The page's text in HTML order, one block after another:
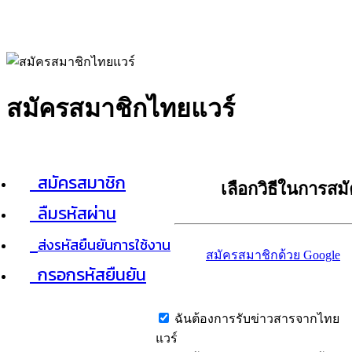
สมัครสมาชิกไทยแวร์
สมัครสมาชิก
ลืมรหัสผ่าน
ส่งรหัสยืนยันการใช้งาน
กรอกรหัสยืนยัน
เลือกวิธีในการส
สมัครสมาชิกด้วย Google
ฉันต้องการรับข่าวสารจากไทย
แวร์